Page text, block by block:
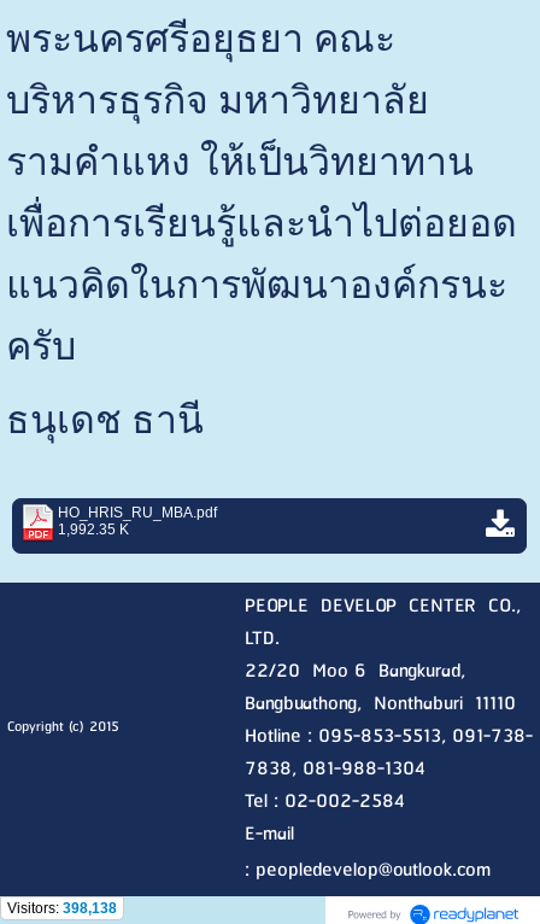
พระนครศรีอยุธยา คณะ
บริหารธุรกิจ มหาวิทยาลัย
รามคำแหง ให้เป็นวิทยาทาน
เพื่อการเรียนรู้และนำไปต่อยอด
แนวคิดในการพัฒนาองค์กรนะ
ครับ
ธนุเดช ธานี
HO_HRIS_RU_MBA.pdf
1,992.35 K
Copyright (c) 2015
PEOPLE DEVELOP CENTER CO.,
LTD.
22/20 Moo 6 Bangkurad,
Bangbuathong, Nonthaburi 11110
Hotline : 095-853-5513, 091-738-
7838, 081-988-1304
Tel : 02-002-2584
E-mail
: peopledevelop@outlook.com
Visitors: 398,138